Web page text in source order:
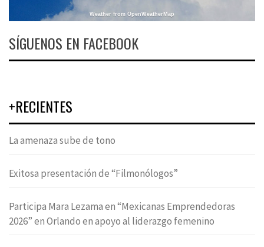
Weather from OpenWeatherMap
SÍGUENOS EN FACEBOOK
+RECIENTES
La amenaza sube de tono
Exitosa presentación de “Filmonólogos”
Participa Mara Lezama en “Mexicanas Emprendedoras
2026” en Orlando en apoyo al liderazgo femenino